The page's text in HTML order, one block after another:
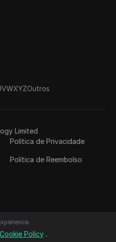
VWXYZOutros
Limited
Política de Privacidade
Política de Reembolso
Cookie Policy .